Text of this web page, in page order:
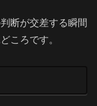
断が交差する瞬間
ころです。